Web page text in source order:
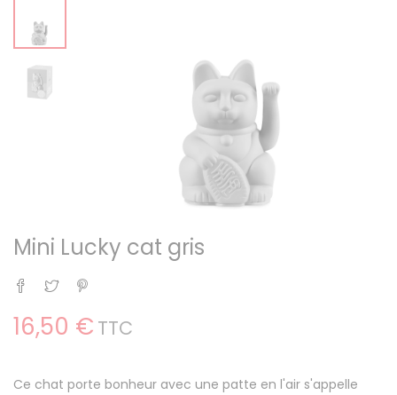
Mini Lucky cat gris
Partager
Tweet
16,50 € TTC
Ce chat porte bonheur avec une patte en l'air s'appelle